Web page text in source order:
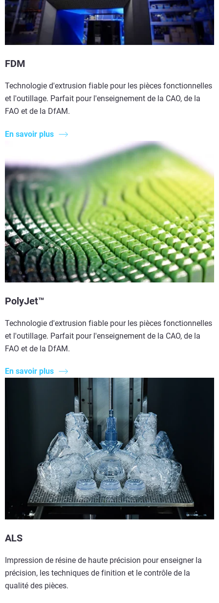
FDM
Technologie d'extrusion fiable pour les pièces fonctionnelles
et l'outillage. Parfait pour l'enseignement de la CAO, de la
FAO et de la DfAM.
En savoir plus
PolyJet™
Technologie d'extrusion fiable pour les pièces fonctionnelles
et l'outillage. Parfait pour l'enseignement de la CAO, de la
FAO et de la DfAM.
En savoir plus
ALS
Impression de résine de haute précision pour enseigner la
précision, les techniques de finition et le contrôle de la
qualité des pièces.